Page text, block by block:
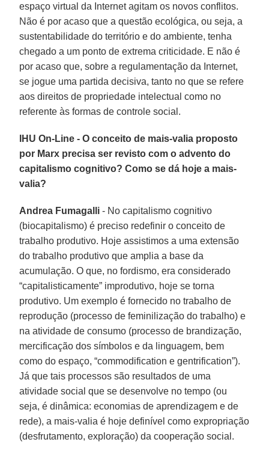
espaço virtual da Internet agitam os novos conflitos.
Não é por acaso que a questão ecológica, ou seja, a
sustentabilidade do território e do ambiente, tenha
chegado a um ponto de extrema criticidade. E não é
por acaso que, sobre a regulamentação da Internet,
se jogue uma partida decisiva, tanto no que se refere
aos direitos de propriedade intelectual como no
referente às formas de controle social.
IHU On-Line - O conceito de mais-valia proposto
por Marx precisa ser revisto com o advento do
capitalismo cognitivo? Como se dá hoje a mais-
valia?
Andrea Fumagalli - No capitalismo cognitivo
(biocapitalismo) é preciso redefinir o conceito de
trabalho produtivo. Hoje assistimos a uma extensão
do trabalho produtivo que amplia a base da
acumulação. O que, no fordismo, era considerado
“capitalisticamente” improdutivo, hoje se torna
produtivo. Um exemplo é fornecido no trabalho de
reprodução (processo de feminilização do trabalho) e
na atividade de consumo (processo de brandização,
mercificação dos símbolos e da linguagem, bem
como do espaço, “commodification e gentrification”).
Já que tais processos são resultados de uma
atividade social que se desenvolve no tempo (ou
seja, é dinâmica: economias de aprendizagem e de
rede), a mais-valia é hoje definível como expropriação
(desfrutamento, exploração) da cooperação social.